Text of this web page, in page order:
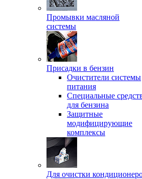
Промывки масляной
системы
Присадки в бензин
Очистители системы
питания
Специальные
для бензина
Защитные
модифицирующие
комплексы
Для очистки